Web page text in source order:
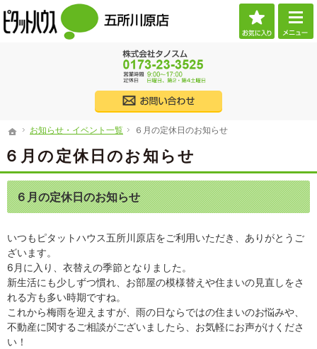
ホーム
お知らせ・イベント一覧 ６月の定休日のお知らせ
６月の定休日のお知らせ
ご希望に沿ったお部屋探し。五所川原市・つがる市の賃貸・不動産なら当社へお任せくだ
（株）タノスム 【ピタットハウス五所川原店】 五所川原市・つがる市・西津軽郡・北
６月の定休日のお知らせ
いつもピタットハウス五所川原店をご利用いただき、ありがとうご
ざいます。
6月に入り、衣替えの季節となりました。
新生活にも少しずつ慣れ、お部屋の模様替えや住まいの見直しをさ
れる方も多い時期ですね。
これから梅雨を迎えますが、雨の日ならではの住まいのお悩みや、
不動産に関するご相談がございましたら、お気軽にお声がけくださ
い！
お気に
お知らせ・イベント一覧 ６月の定休日のお知らせ